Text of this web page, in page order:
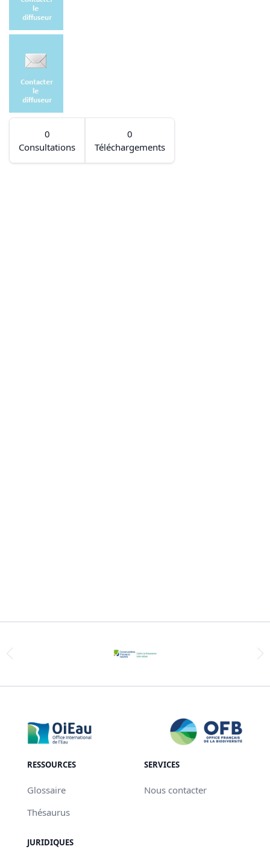
0
Consultations
0
Téléchargements
RESSOURCES
Glossaire
Thésaurus
SERVICES
Nous contacter
JURIDIQUES